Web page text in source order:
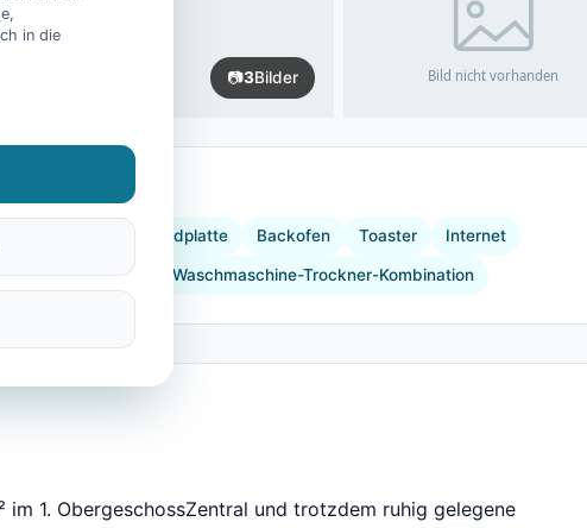
📷3Bilder
Herdplatte Backofen Toaster Internet
Bettwäsche Waschmaschine-Trockner-Kombination
im 1. ObergeschossZentral und trotzdem ruhig gelegene
in die